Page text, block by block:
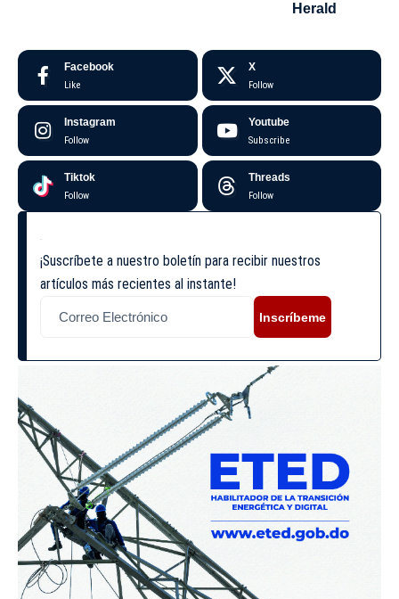
Herald
Facebook
Like
X
Follow
Instagram
Follow
Youtube
Subscribe
Tiktok
Follow
Threads
Follow
¡Suscríbete a nuestro boletín para recibir nuestros
artículos más recientes al instante!
Inscríbeme